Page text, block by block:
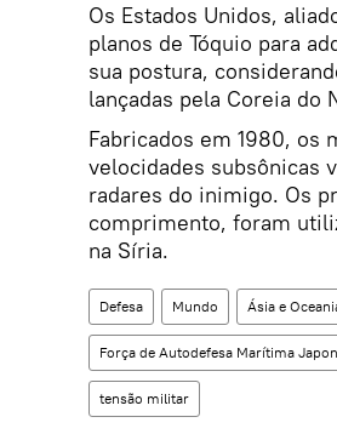
Os Estados Unidos,
planos de Tóquio para
sua postura,
lançadas pela Coreia do
Fabricados em 1980, os
velocidades subsônicas
radares do inimigo. Os
comprimento, foram
na Síria.
Defesa Mundo Ásia e
Força de Autodefesa Marítima
tensão militar